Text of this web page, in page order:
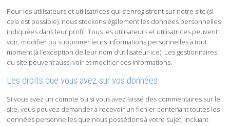
Pour les utilisateurs et utilisatrices qui s’enregistrent sur notre site (si
cela est possible), nous stockons également les données personnelles
indiquées dans leur profil. Tous les utilisateurs et utilisatrices peuvent
voir, modifier ou supprimer leurs informations personnelles à tout
moment (à l’exception de leur nom d’utilisateur·ice). Les gestionnaires
du site peuvent aussi voir et modifier ces informations.
Les droits que vous avez sur vos données
Si vous avez un compte ou si vous avez laissé des commentaires sur le
site, vous pouvez demander à recevoir un fichier contenant toutes les
données personnelles que nous possédons à votre sujet, incluant